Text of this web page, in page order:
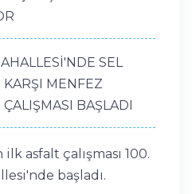
SEL
KARŞI MENFEZ
ÇALIŞMASI BAŞLADI
ilk asfalt çalışması 100.
başladı.